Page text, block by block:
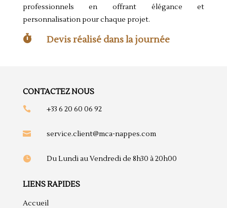
professionnels en offrant élégance et
personnalisation pour chaque projet.
 Devis réalisé dans la journée
CONTACTEZ NOUS
 +33 6 20 60 06 92
 service.client@mca-nappes.com
 Du Lundi au Vendredi de 8h30 à 20h00
LIENS RAPIDES
Accueil